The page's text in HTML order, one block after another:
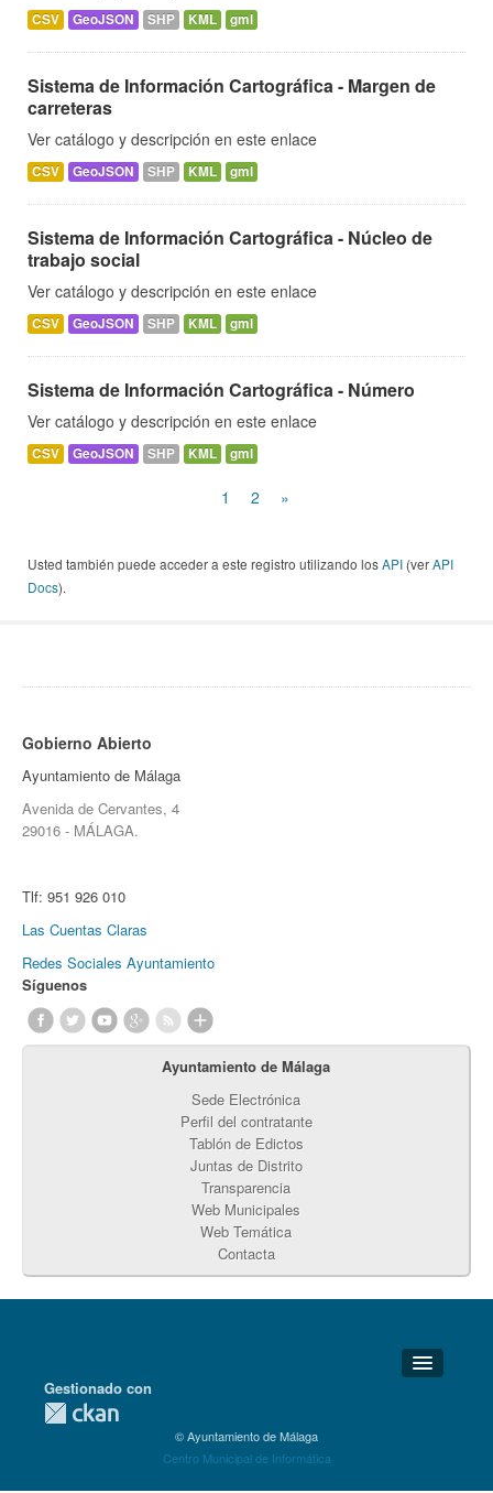
CSV GeoJSON SHP KML gml
Sistema de Información Cartográfica - Margen de
carreteras
Ver catálogo y descripción en este enlace
CSV GeoJSON SHP KML gml
Sistema de Información Cartográfica - Núcleo de
trabajo social
Ver catálogo y descripción en este enlace
CSV GeoJSON SHP KML gml
Sistema de Información Cartográfica - Número
Ver catálogo y descripción en este enlace
CSV GeoJSON SHP KML gml
1 2 »
Usted también puede acceder a este registro utilizando losAPI (verAPI
Docs).
Gobierno Abierto
Ayuntamiento de Málaga
Avenida de Cervantes, 4
29016 - MÁLAGA.
Tlf: 951 926 010
Las Cuentas Claras
Redes Sociales Ayuntamiento
Síguenos
Ayuntamiento de Málaga
Sede Electrónica
Perfil del contratante
Tablón de Edictos
Juntas de Distrito
Transparencia
Web Municipales
Web Temática
Contacta
Detalles Técnicos
Gestionado con
© Ayuntamiento de Málaga
Centro Municipal de Informática